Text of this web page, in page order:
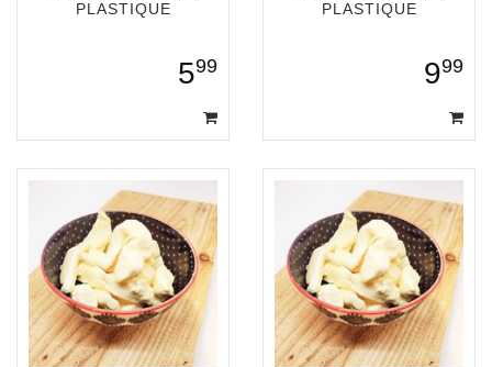
PLASTIQUE
599
PLASTIQUE
999